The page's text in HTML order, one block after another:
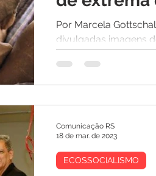
dos
Por Marcela
divulgadas imagens
maior crise que
ECOSSOCIALISMO
Comunicação RS
18 de mar. de 2023